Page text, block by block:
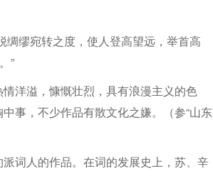
绸缪宛转之度，使人登高望远，举首高
”
洋溢，慷慨壮烈，具有浪漫主义的色
事，不少作品有散文化之嫌。（参“山东
词人的作品。在词的发展史上，苏、辛